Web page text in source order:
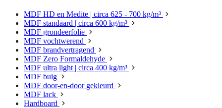
MDF HD en Medite | circa 625 - 700 kg/m³
MDF standaard | circa 600 kg/m³
MDF grondeerfolie
MDF vochtwerend
MDF brandvertragend
MDF Zero Formaldehyde
MDF ultra light | circa 400 kg/m³
MDF buig
MDF door-en-door gekleurd
MDF lack
Hardboard